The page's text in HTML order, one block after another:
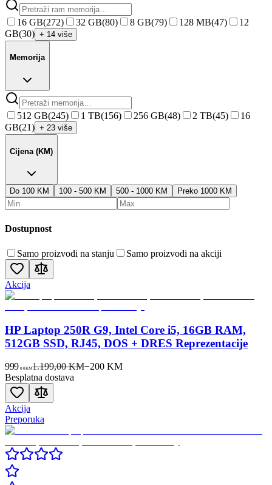
16 GB(272) 32 GB(80) 8 GB(79) 128 MB(47)
12
GB(30) + 14 više
Memorija
512 GB(245) 1 TB(156) 256 GB(48) 2 TB(45)
16
GB(21) + 23 više
Cijena (KM)
Do 100 KM 100 - 500 KM 500 - 1000 KM Preko 1000 KM
Dostupnost
Samo proizvodi na stanju Samo proizvodi na akciji
Akcija
HP Laptop 250R G9, Intel Core i5, 16GB RAM,
512GB SSD, RJ45, DOS + DRES Reprezentacije
999 00KM1.199,00 KM−200 KM
Besplatna dostava
Akcija
Preporuka